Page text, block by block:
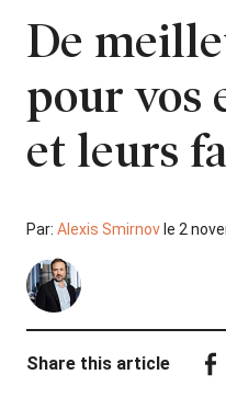
De
pour vos
et leurs
Par: Alexis Smirnov le 2
Share this article